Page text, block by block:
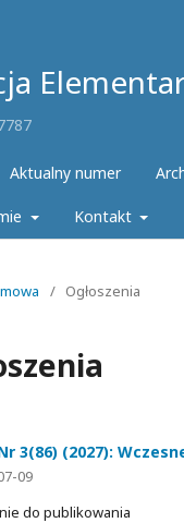
Aktualny numer
Kontakt
/ Ogłoszenia
3(86) (2027):
09
do publikowania